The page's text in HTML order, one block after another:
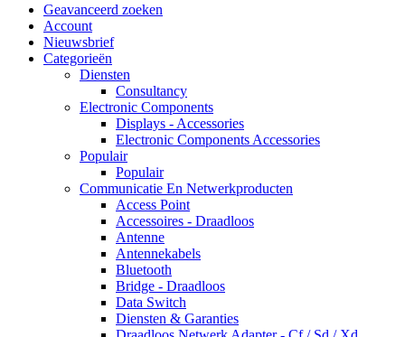
Geavanceerd zoeken
Account
Nieuwsbrief
Categorieën
Diensten
Consultancy
Electronic Components
Displays - Accessories
Electronic Components Accessories
Populair
Populair
Communicatie En Netwerkproducten
Access Point
Accessoires - Draadloos
Antenne
Antennekabels
Bluetooth
Bridge - Draadloos
Data Switch
Diensten & Garanties